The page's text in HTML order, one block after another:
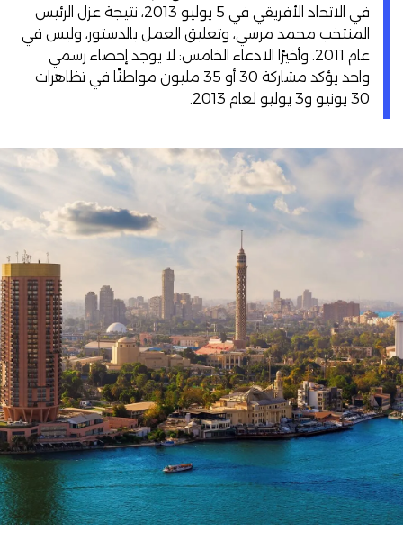
في الاتحاد الأفريقي في 5 يوليو 2013، نتيجة عزل الرئيس
المنتخب محمد مرسي، وتعليق العمل بالدستور، وليس في
عام 2011. وأخيرًا الادعاء الخامس: لا يوجد إحصاء رسمي
واحد يؤكد مشاركة 30 أو 35 مليون مواطنًا في تظاهرات
30 يونيو و3 يوليو لعام 2013.